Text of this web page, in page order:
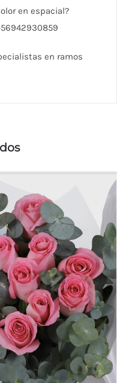
en espacial?
en ramos